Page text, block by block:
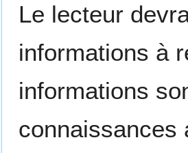
Le lecteur
informations à
informations
connaissances